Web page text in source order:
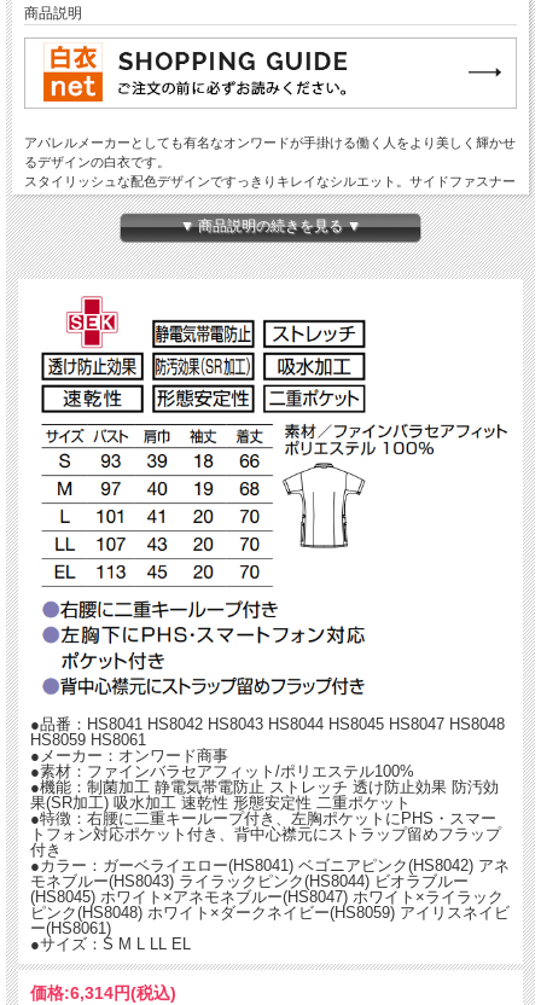
商品説明
アパレルメーカーとしても有名なオンワードが手掛ける働く人をより美しく輝かせ
るデザインの白衣です。
スタイリッシュな配色デザインですっきりキレイなシルエット。サイドファスナー
で着脱もラク。
左襟、フロント、ポケット口に効かせた配色で明るい印象に。胸下のポケットは、
前かがみになった時もPHSやスマートフォンが落ちにくい仕様。
ポケット口に施したナナメの配色でウエストをすっきり見せる。
素材にはファインバラセアフィットを使用。
繊細な風合いがあり、ドレープの美しい軽量素材。ソフトな肌触りとストレッチ性
で心地よく着用できます。
高機能ポリエステル糸・スプリンジーを使用し、吸汗速乾性、透け防止、UVガー
ド、クーリング効果などの機能を備えています。
●制菌加工：JTETC(繊維評価技術協議会)認証素材。繊維状の黄色ぶどう球菌、肺
炎桿菌、MRSAなどの増殖を抑制。耐久性、衛生面での信頼性は抜群。
●静電気帯電防止：ホワイトカーボンを使用した導電性繊維を採用し、制電性を高
めて静電気の発生を抑制。まとわりつきやホコリの吸着も抑えます。
●ストレッチ：洗濯耐久性のあるストレッチ素材を採用。自然に体になじんで動き
やすく、ハードな現場での仕事をサポート。
●透け防止効果：酸化チタン配合のフルダル糸を採用することで、軽い素材でも充
分な透け防止効果を発揮。気になるインナーウェアの透けを予防。
●防汚効果(SR加工)：汚れをつきにくくし、落ちにくい油分なども洗濯で容易に落
ちやすい加工をプラス。洗濯耐久性もあり、効果は長く持続。
●吸水加工：吸水性を高める織構造や、ポリエステルの吸水性の改質加工により汗
をすばやく吸収。汗をかいても快適な着用感を保ちます。
●速乾性：吸収した汗をすばやく発散させる機能。体を冷やさず、快適な着心地を
持続します。洗濯時の乾燥時間の短縮にも効果を発揮。
PO2030 オンワード ナースパンツ
★同デザインのメンズ製品はこちら
HS8046 オンワード スクラブ 男性用
★他のオンワード製品もぜひご覧ください
オンワード(ONWARD)のメディカルウェア・白衣
▼ 商品説明の続きを見る ▼
●品番：HS8041 HS8042 HS8043 HS8044 HS8045 HS8047 HS8048
HS8059 HS8061
●メーカー：オンワード商事
●素材：ファインバラセアフィット/ポリエステル100%
●機能：制菌加工 静電気帯電防止 ストレッチ 透け防止効果 防汚効
果(SR加工) 吸水加工 速乾性 形態安定性 二重ポケット
●特徴：右腰に二重キーループ付き、左胸ポケットにPHS・スマー
トフォン対応ポケット付き、背中心襟元にストラップ留めフラップ
付き
●カラー：ガーベライエロー(HS8041) ベゴニアピンク(HS8042) アネ
モネブルー(HS8043) ライラックピンク(HS8044) ビオラブルー
(HS8045) ホワイト×アネモネブルー(HS8047) ホワイト×ライラック
ピンク(HS8048) ホワイト×ダークネイビー(HS8059) アイリスネイビ
ー(HS8061)
●サイズ：S M L LL EL
価格:6,314円(税込)